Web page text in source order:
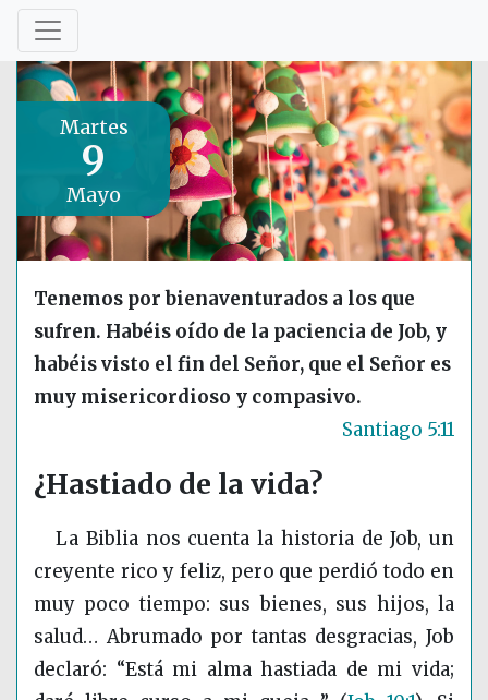
Martes
9
Mayo
Tenemos por bienaventurados a los que
sufren. Habéis oído de la paciencia de Job, y
habéis visto el fin del Señor, que el Señor es
muy misericordioso y compasivo.
Santiago 5:11
¿Hastiado de la vida?
La Biblia nos cuenta la historia de Job, un
creyente rico y feliz, pero que perdió todo en
muy poco tiempo: sus bienes, sus hijos, la
salud… Abrumado por tantas desgracias, Job
declaró: “Está mi alma hastiada de mi vida;